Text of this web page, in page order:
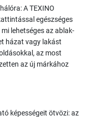
A TEXINO
egészséges
lehetséges az ablak-
házat vagy lakást
az most
az új márkához
képességeit ötvözi: az